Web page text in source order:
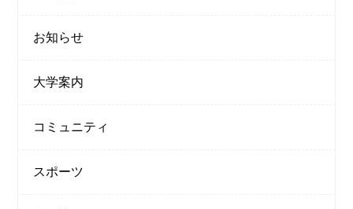
お知らせ
大学案内
コミュニティ
スポーツ